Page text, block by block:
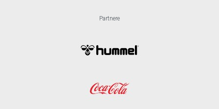
Partnere